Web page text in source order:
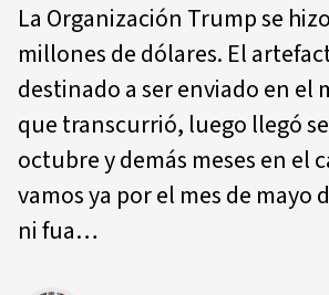
La Organización Trump se
millones de dólares. El
destinado a ser enviado en el
que transcurrió, luego llegó
octubre y demás meses en el
vamos ya por el mes de mayo
ni fua…